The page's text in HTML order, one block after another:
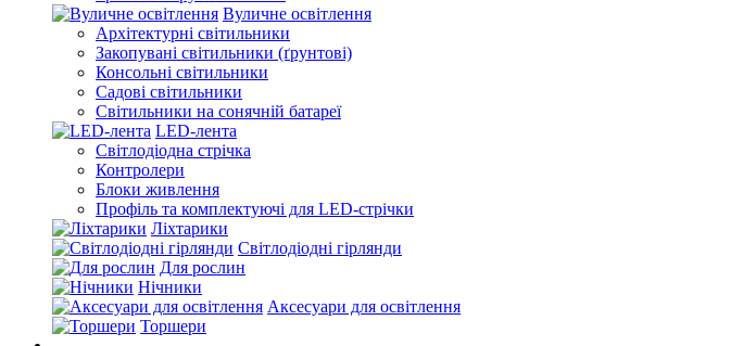
Вуличне освітлення
Архітектурні світильники
Закопувані світильники (ґрунтові)
Консольні світильники
Садові світильники
Світильники на сонячній батареї
LED-лента
Світлодіодна стрічка
Контролери
Блоки живлення
Профіль та комплектуючі для LED-стрічки
Ліхтарики
Світлодіодні гірлянди
Для рослин
Нічники
Аксесуари для освітлення
Торшери